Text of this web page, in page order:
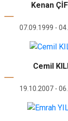
Kenan
07.09.1999 -
Cemil
19.10.2007 -